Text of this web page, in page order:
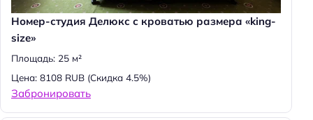
Номер-студия Делюкс с кроватью размера «king-
size»
Площадь: 25 м²
Цена: 8108 RUB (Скидка 4.5%)
Забронировать